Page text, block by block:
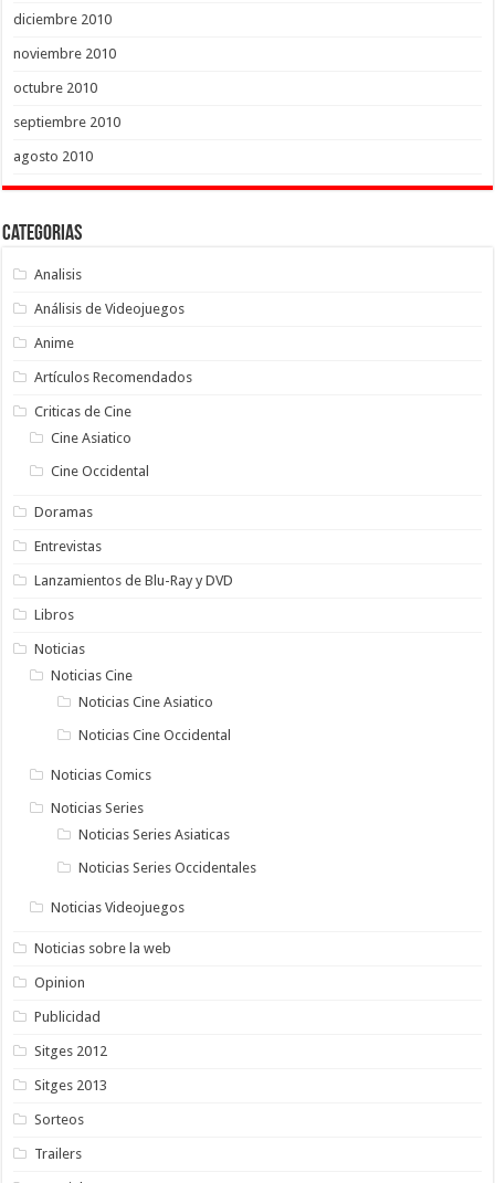
diciembre 2010
noviembre 2010
octubre 2010
septiembre 2010
agosto 2010
Categorias
Analisis
Análisis de Videojuegos
Anime
Artículos Recomendados
Criticas de Cine
Cine Asiatico
Cine Occidental
Doramas
Entrevistas
Lanzamientos de Blu-Ray y DVD
Libros
Noticias
Noticias Cine
Noticias Cine Asiatico
Noticias Cine Occidental
Noticias Comics
Noticias Series
Noticias Series Asiaticas
Noticias Series Occidentales
Noticias Videojuegos
Noticias sobre la web
Opinion
Publicidad
Sitges 2012
Sitges 2013
Sorteos
Trailers